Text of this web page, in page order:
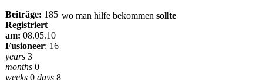
Beiträge: 185
Registriert
am: 08.05.10
Fusioneer: 16
years 3
months 0
weeks 0 days 8
wo man hilfe bekommen sollte